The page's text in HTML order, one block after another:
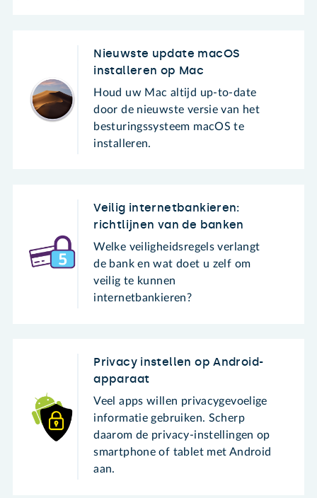
Nieuwste update macOS
installeren op Mac
Houd uw Mac altijd up-to-date
door de nieuwste versie van het
besturingssysteem macOS te
installeren.
Veilig internetbankieren:
richtlijnen van de banken
Welke veiligheidsregels verlangt
de bank en wat doet u zelf om
veilig te kunnen
internetbankieren?
Privacy instellen op Android-
apparaat
Veel apps willen privacygevoelige
informatie gebruiken. Scherp
daarom de privacy-instellingen op
smartphone of tablet met Android
aan.